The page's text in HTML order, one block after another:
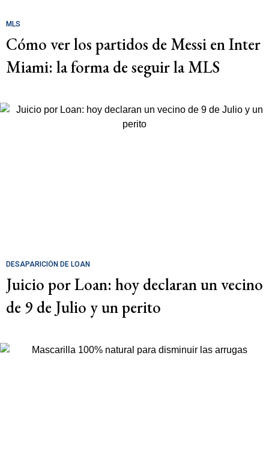
MLS
Cómo ver los partidos de Messi en Inter
Miami: la forma de seguir la MLS
DESAPARICIÓN DE LOAN
Juicio por Loan: hoy declaran un vecino
de 9 de Julio y un perito